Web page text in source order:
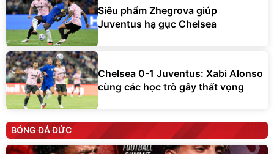
Siêu phẩm Zhegrova giúp
Juventus hạ gục Chelsea
Chelsea 0-1 Juventus: Xabi Alonso
cùng các học trò gây thất vọng
BÓNG ĐÁ ĐỨC